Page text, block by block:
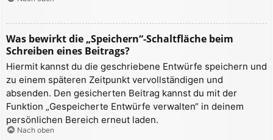
Was bewirkt die „Speichern“-Schaltfläche beim
Schreiben eines Beitrags?
Hiermit kannst du die geschriebene Entwürfe speichern und
zu einem späteren Zeitpunkt vervollständigen und
absenden. Den gesicherten Beitrag kannst du mit der
Funktion „Gespeicherte Entwürfe verwalten“ in deinem
persönlichen Bereich erneut laden.
Nach oben